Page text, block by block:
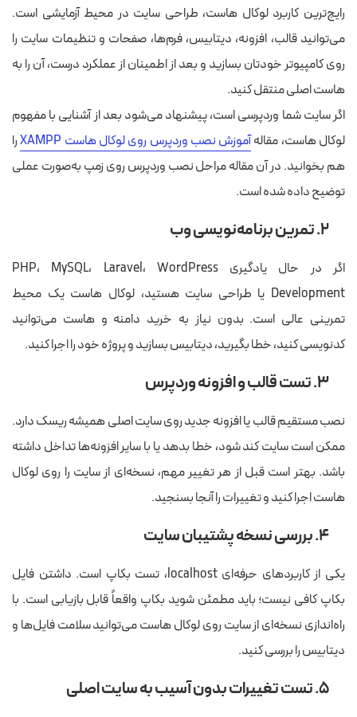
رایج‌ترین کاربرد لوکال هاست، طراحی سایت در محیط آزمایشی است.
می‌توانید قالب، افزونه، دیتابیس، فرم‌ها، صفحات و تنظیمات سایت را
روی کامپیوتر خودتان بسازید و بعد از اطمینان از عملکرد درست، آن را به
هاست اصلی منتقل کنید.
اگر سایت شما وردپرسی است، پیشنهاد می‌شود بعد از آشنایی با مفهوم
لوکال هاست، مقالهآموزش نصب وردپرس روی لوکال هاست XAMPP
را
هم بخوانید. در آن مقاله مراحل نصب وردپرس روی زمپ به‌صورت عملی
توضیح داده شده است.
۲. تمرین برنامه‌نویسی وب
اگر در حال یادگیری PHP، MySQL، Laravel، WordPress
Development یا طراحی سایت هستید، لوکال هاست یک محیط
تمرینی عالی است. بدون نیاز به خرید دامنه و هاست می‌توانید
کدنویسی کنید، خطا بگیرید، دیتابیس بسازید و پروژه خود را اجرا کنید.
۳. تست قالب و افزونه وردپرس
نصب مستقیم قالب یا افزونه جدید روی سایت اصلی همیشه ریسک دارد.
ممکن است سایت کند شود، خطا بدهد یا با سایر افزونه‌ها تداخل داشته
باشد. بهتر است قبل از هر تغییر مهم، نسخه‌ای از سایت را روی لوکال
هاست اجرا کنید و تغییرات را آنجا بسنجید.
۴. بررسی نسخه پشتیبان سایت
یکی از کاربردهای حرفه‌ای localhost، تست بکاپ است. داشتن فایل
بکاپ کافی نیست؛ باید مطمئن شوید بکاپ واقعاً قابل بازیابی است. با
راه‌اندازی نسخه‌ای از سایت روی لوکال هاست می‌توانید سلامت فایل‌ها و
دیتابیس را بررسی کنید.
۵. تست تغییرات بدون آسیب به سایت اصلی